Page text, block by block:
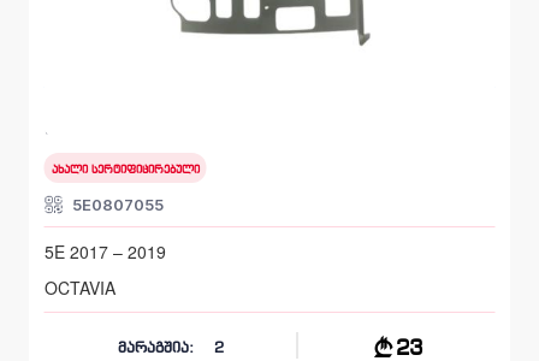
5E 2017 – 2019
ახალი სერტიფიცირებული
5E0807055
5E 2017 – 2019
OCTAVIA
მარაგშია: 2 23